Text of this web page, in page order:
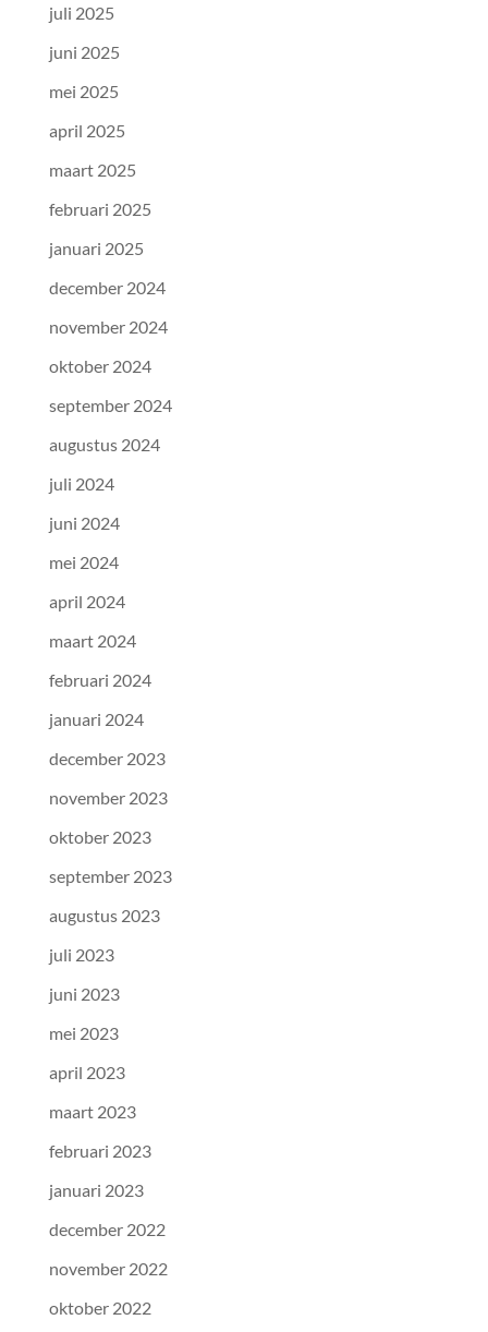
juli 2025
juni 2025
mei 2025
april 2025
maart 2025
februari 2025
januari 2025
december 2024
november 2024
oktober 2024
september 2024
augustus 2024
juli 2024
juni 2024
mei 2024
april 2024
maart 2024
februari 2024
januari 2024
december 2023
november 2023
oktober 2023
september 2023
augustus 2023
juli 2023
juni 2023
mei 2023
april 2023
maart 2023
februari 2023
januari 2023
december 2022
november 2022
oktober 2022